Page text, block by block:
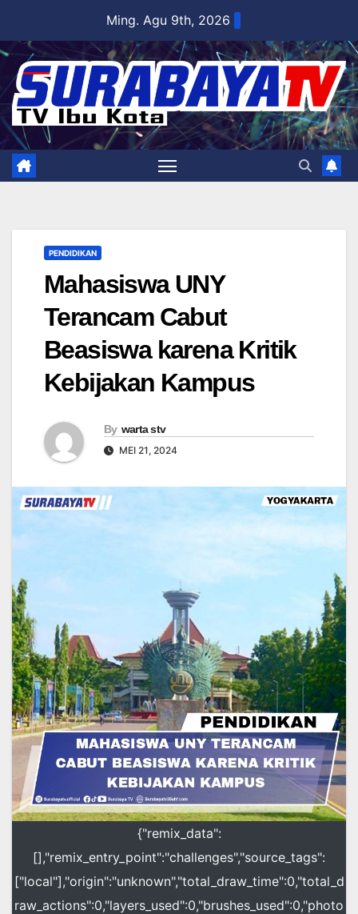
content
Ming. Agu 9th, 2026
PENDIDIKAN
Mahasiswa UNY
Terancam Cabut
Beasiswa karena Kritik
Kebijakan Kampus
By warta stv
MEI 21, 2024
{"remix_data":
[],"remix_entry_point":"challenges","source_tags":
["local"],"origin":"unknown","total_draw_time":0,"total_d
raw_actions":0,"layers_used":0,"brushes_used":0,"photo